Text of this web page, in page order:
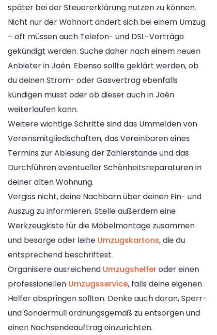
später bei der Steuererklärung nutzen zu können.
Nicht nur der Wohnort ändert sich bei einem Umzug
– oft müssen auch Telefon- und DSL-Verträge
gekündigt werden. Suche daher nach einem neuen
Anbieter in Jaén. Ebenso sollte geklärt werden, ob
du deinen Strom- oder Gasvertrag ebenfalls
kündigen musst oder ob dieser auch in Jaén
weiterlaufen kann.
Weitere wichtige Schritte sind das Ummelden von
Vereinsmitgliedschaften, das Vereinbaren eines
Termins zur Ablesung der Zählerstände und das
Durchführen eventueller Schönheitsreparaturen in
deiner alten Wohnung.
Vergiss nicht, deine Nachbarn über deinen Ein- und
Auszug zu informieren. Stelle außerdem eine
Werkzeugkiste für die Möbelmontage zusammen
und besorge oder leihe Umzugskartons, die du
entsprechend beschriftest.
Organisiere ausreichend Umzugshelferoder einen
professionellen Umzugsservice, falls deine eigenen
Helfer abspringen sollten. Denke auch daran, Sperr-
und Sondermüll ordnungsgemäß zu entsorgen und
einen Nachsendeauftrag einzurichten.